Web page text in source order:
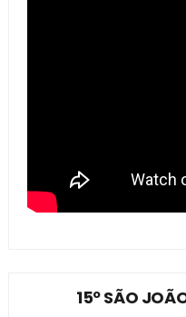
15º SÃO